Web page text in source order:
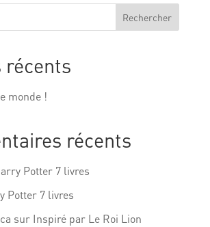
Rechercher
monde !
récents
Potter 7 livres
Potter 7 livres
sur Inspiré par Le Roi Lion